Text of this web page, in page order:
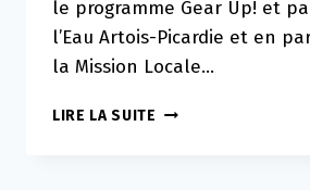
le programme Gear Up! et
l’Eau Artois-Picardie et en
la Mission Locale…
LIRE LA SUITE VERT